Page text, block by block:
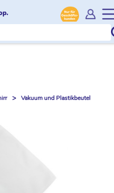
> Vakuum und Plastikbeutel